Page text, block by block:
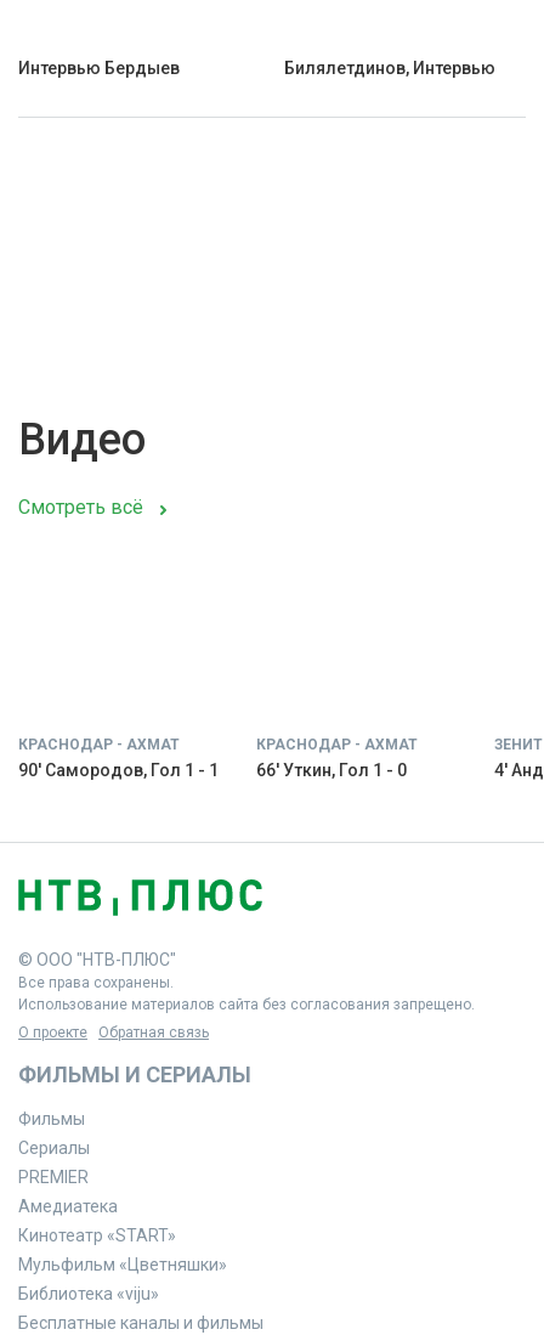
Интервью Бердыев Билялетдинов, Интервью
Видео
Смотреть всё
КРАСНОДАР - АХМАТ
90' Самородов, Гол 1 - 1
КРАСНОДАР - АХМАТ
66' Уткин, Гол 1 - 0 4'
© ООО "НТВ-ПЛЮС"
Все права сохранены.
Использование материалов сайта без согласования запрещено.
О проекте
Обратная связь
ФИЛЬМЫ И СЕРИАЛЫ
Фильмы
Сериалы
PREMIER
Амедиатека
Кинотеатр «START»
Мульфильм «Цветняшки»
Библиотека «viju»
Бесплатные каналы и фильмы